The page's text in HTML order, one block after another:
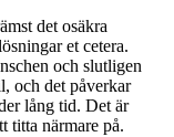
det osäkra
et cetera.
och slutligen
och det påverkar
lång tid. Det är
titta närmare på.